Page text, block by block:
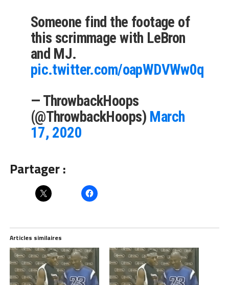
Someone find the footage of
this scrimmage with LeBron
and MJ.
pic.twitter.com/oapWDVWw0q
— ThrowbackHoops
(@ThrowbackHoops) March
17, 2020
Partager :
Articles similaires